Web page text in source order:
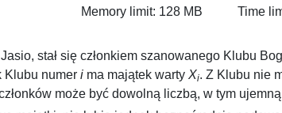
Memory limit: 128 MB Time
stał się członkiem szanowanego Klubu
Klubu numer i ma majątek warty Xi. Z Klubu nie
może być dowolną liczbą, w tym